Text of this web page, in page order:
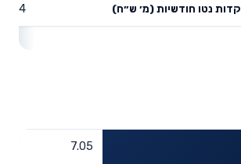
נטו חודשיות (מ׳ ש״ח) 1.14
7.05